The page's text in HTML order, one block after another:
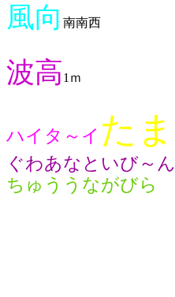
風向 南南西
波高1ｍ
ハイタ～イ たま
ぐわあなといび～ん
ちゅううながびら